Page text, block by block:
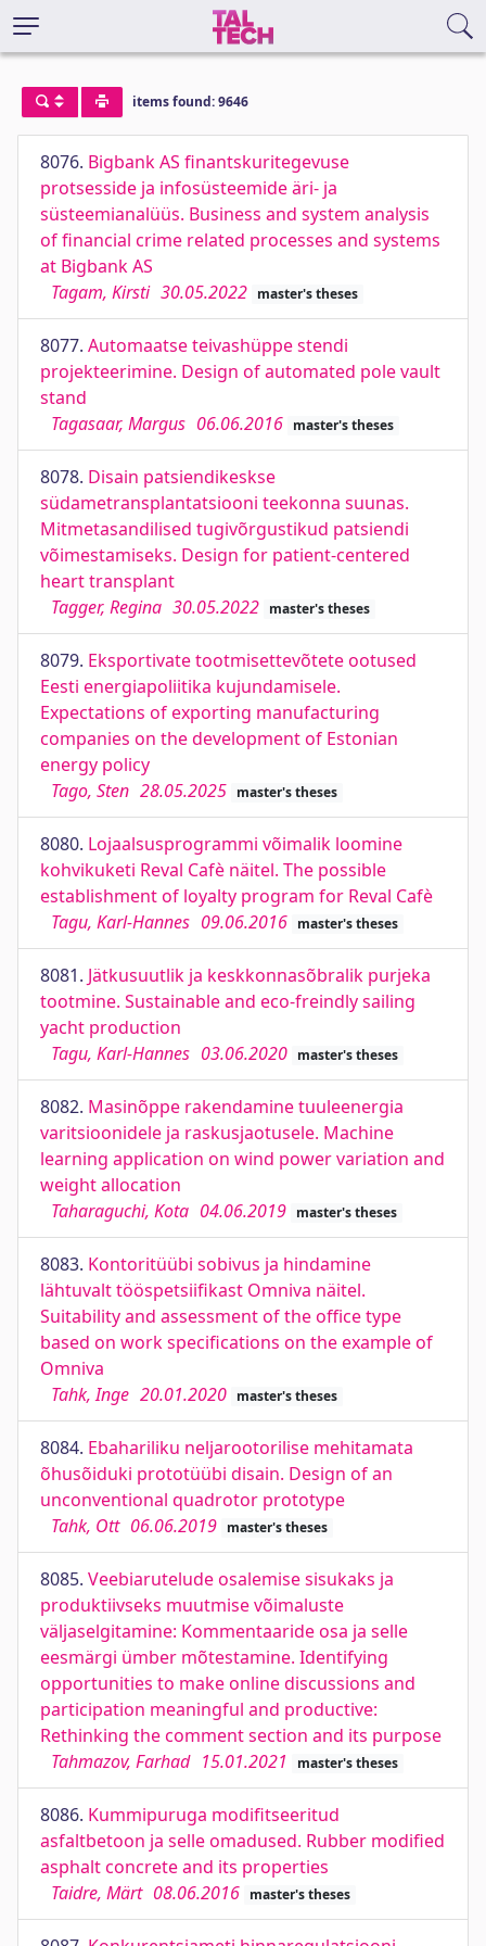
items found: 9646
8076. Bigbank AS finantskuritegevuse
protsesside ja infosüsteemide äri- ja
süsteemianalüüs. Business and system analysis
of financial crime related processes and systems
at Bigbank AS
Tagam, Kirsti 30.05.2022 master's theses
8077. Automaatse teivashüppe stendi
projekteerimine. Design of automated pole vault
stand
Tagasaar, Margus 06.06.2016 master's theses
8078. Disain patsiendikeskse
südametransplantatsiooni teekonna suunas.
Mitmetasandilised tugivõrgustikud patsiendi
võimestamiseks. Design for patient-centered
heart transplant
Tagger, Regina 30.05.2022 master's theses
8079. Eksportivate tootmisettevõtete ootused
Eesti energiapoliitika kujundamisele.
Expectations of exporting manufacturing
companies on the development of Estonian
energy policy
Tago, Sten 28.05.2025 master's theses
8080. Lojaalsusprogrammi võimalik loomine
kohvikuketi Reval Cafè näitel. The possible
establishment of loyalty program for Reval Cafè
Tagu, Karl-Hannes 09.06.2016 master's theses
8081. Jätkusuutlik ja keskkonnasõbralik purjeka
tootmine. Sustainable and eco-freindly sailing
yacht production
Tagu, Karl-Hannes 03.06.2020 master's theses
8082. Masinõppe rakendamine tuuleenergia
varitsioonidele ja raskusjaotusele. Machine
learning application on wind power variation and
weight allocation
Taharaguchi, Kota 04.06.2019 master's theses
8083. Kontoritüübi sobivus ja hindamine
lähtuvalt tööspetsiifikast Omniva näitel.
Suitability and assessment of the office type
based on work specifications on the example of
Omniva
Tahk, Inge 20.01.2020 master's theses
8084. Ebahariliku neljarootorilise mehitamata
õhusõiduki prototüübi disain. Design of an
unconventional quadrotor prototype
Tahk, Ott 06.06.2019 master's theses
8085. Veebiarutelude osalemise sisukaks ja
produktiivseks muutmise võimaluste
väljaselgitamine: Kommentaaride osa ja selle
eesmärgi ümber mõtestamine. Identifying
opportunities to make online discussions and
participation meaningful and productive:
Rethinking the comment section and its purpose
Tahmazov, Farhad 15.01.2021 master's theses
8086. Kummipuruga modifitseeritud
asfaltbetoon ja selle omadused. Rubber modified
asphalt concrete and its properties
Taidre, Märt 08.06.2016 master's theses